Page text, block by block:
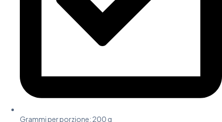
Grammi per porzione: 200 g